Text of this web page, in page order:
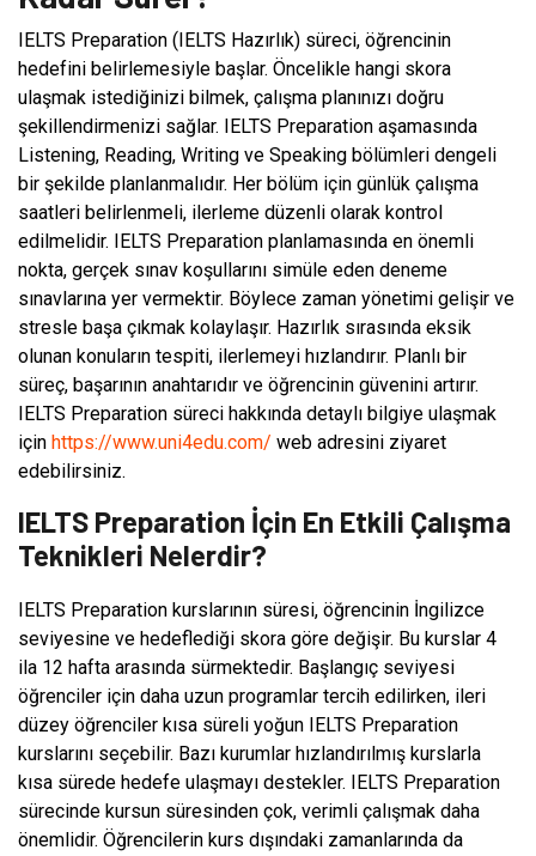
IELTS Preparation (IELTS Hazırlık) süreci, öğrencinin
hedefini belirlemesiyle başlar. Öncelikle hangi skora
ulaşmak istediğinizi bilmek, çalışma planınızı doğru
şekillendirmenizi sağlar. IELTS Preparation aşamasında
Listening, Reading, Writing ve Speaking bölümleri dengeli
bir şekilde planlanmalıdır. Her bölüm için günlük çalışma
saatleri belirlenmeli, ilerleme düzenli olarak kontrol
edilmelidir. IELTS Preparation planlamasında en önemli
nokta, gerçek sınav koşullarını simüle eden deneme
sınavlarına yer vermektir. Böylece zaman yönetimi gelişir ve
stresle başa çıkmak kolaylaşır. Hazırlık sırasında eksik
olunan konuların tespiti, ilerlemeyi hızlandırır. Planlı bir
süreç, başarının anahtarıdır ve öğrencinin güvenini artırır.
IELTS Preparation süreci hakkında detaylı bilgiye ulaşmak
için https://www.uni4edu.com/ web adresini ziyaret
edebilirsiniz.
IELTS Preparation İçin En Etkili Çalışma
Teknikleri Nelerdir?
IELTS Preparation kurslarının süresi, öğrencinin İngilizce
seviyesine ve hedeflediği skora göre değişir. Bu kurslar 4
ila 12 hafta arasında sürmektedir. Başlangıç seviyesi
öğrenciler için daha uzun programlar tercih edilirken, ileri
düzey öğrenciler kısa süreli yoğun IELTS Preparation
kurslarını seçebilir. Bazı kurumlar hızlandırılmış kurslarla
kısa sürede hedefe ulaşmayı destekler. IELTS Preparation
sürecinde kursun süresinden çok, verimli çalışmak daha
önemlidir. Öğrencilerin kurs dışındaki zamanlarında da